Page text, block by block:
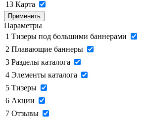
13 Карта
Применить
Параметры
1 Тизеры под большими баннерами
2 Плавающие баннеры
3 Разделы каталога
4 Элементы каталога
5 Тизеры
6 Акции
7 Отзывы